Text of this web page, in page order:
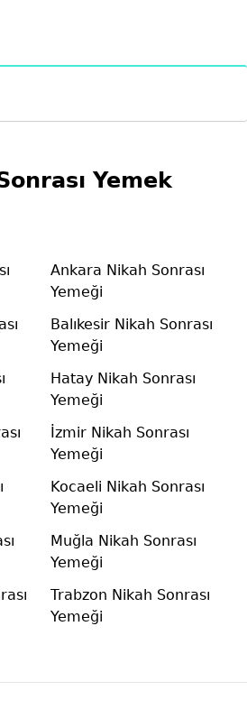
Yemek
Ankara Nikah Sonrası
Yemeği
Balıkesir Nikah Sonrası
Yemeği
Hatay Nikah Sonrası
Yemeği
İzmir Nikah Sonrası
Yemeği
Kocaeli Nikah Sonrası
Yemeği
Muğla Nikah Sonrası
Yemeği
Trabzon Nikah Sonrası
Yemeği